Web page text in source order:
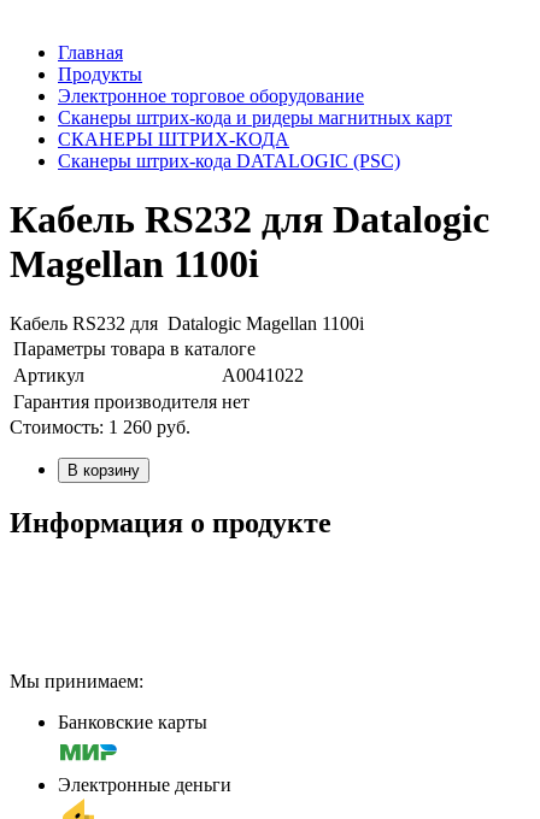
Главная
Продукты
Электронное торговое оборудование
Сканеры штрих-кода и ридеры магнитных карт
СКАНЕРЫ ШТРИХ-КОДА
Cканеры штрих-кода DATALOGIC (PSC)
Кабель RS232 для Datalogic
Magellan 1100i
Кабель RS232 для Datalogic Magellan 1100i
Параметры товара в каталоге
Артикул
А0041022
Гарантия производителя нет
Стоимость: 1 260 руб.
В корзину
Информация о продукте
Мы принимаем:
Банковские карты
Электронные деньги